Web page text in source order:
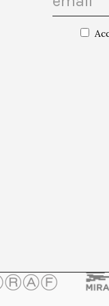
membre del
+ Veure totes les